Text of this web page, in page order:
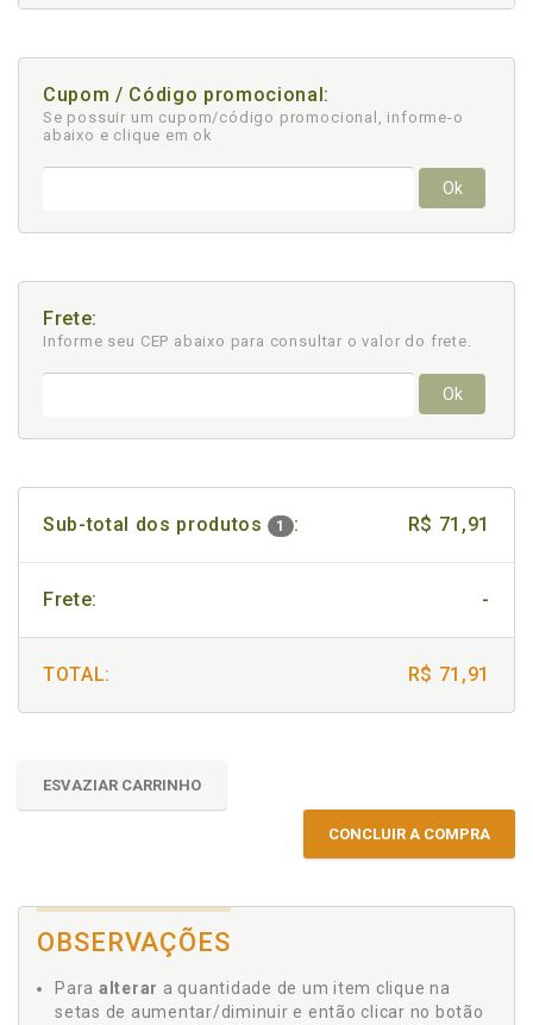
Cupom / Código promocional:
Se possuir um cupom/código promocional, informe-o
abaixo e clique em ok
Ok
Frete:
Informe seu CEP abaixo para consultar o valor do frete.
Ok
Sub-total dos produtos 1 : R$ 71,91
Frete: -
TOTAL: R$ 71,91
ESVAZIAR CARRINHO
CONCLUIR A COMPRA
OBSERVAÇÕES
Para alterar a quantidade de um item clique na
setas de aumentar/diminuir e então clicar no botão